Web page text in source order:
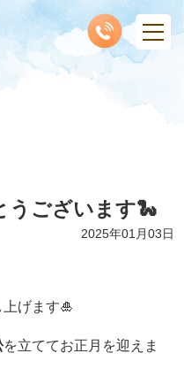
うございます🐍
2025年01月03日
げます🎍
を立ててお正月を迎えま